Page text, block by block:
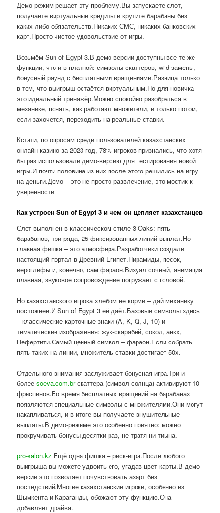
Демо-режим решает эту проблему.Вы запускаете слот,
получаете виртуальные кредиты и крутите барабаны без
каких-либо обязательств.Никаких СМС, никаких банковских
карт.Просто чистое удовольствие от игры.
Возьмём Sun of Egypt 3.В демо-версии доступны все те же
функции, что и в платной: символы скаттеров, wild-замены,
бонусный раунд с бесплатными вращениями.Разница только
в том, что выигрыш остаётся виртуальным.Но для новичка
это идеальный тренажёр.Можно спокойно разобраться в
механике, понять, как работают множители, и только потом,
если захочется, переходить на реальные ставки.
Кстати, по опросам среди пользователей казахстанских
онлайн-казино за 2023 год, 78% игроков признались, что хотя
бы раз использовали демо-версию для тестирования новой
игры.И почти половина из них после этого решились на игру
на деньги.Демо – это не просто развлечение, это мостик к
уверенности.
Как устроен Sun of Egypt 3 и чем он цепляет казахстанцев
Слот выполнен в классическом стиле 3 Oaks: пять
барабанов, три ряда, 25 фиксированных линий выплат.Но
главная фишка – это атмосфера.Разработчики создали
настоящий портал в Древний Египет.Пирамиды, песок,
иероглифы и, конечно, сам фараон.Визуал сочный, анимация
плавная, звуковое сопровождение погружает с головой.
Но казахстанского игрока хлебом не корми – дай механику
посложнее.И Sun of Egypt 3 её даёт.Базовые символы здесь
– классические карточные знаки (A, K, Q, J, 10) и
тематические изображения: жук-скарабей, сокол, анкх,
Нефертити.Самый ценный символ – фараон.Если собрать
пять таких на линии, множитель ставки достигает 50x.
Отдельного внимания заслуживает бонусная игра.Три и
болееsoeva.com.brскаттера (символ солнца) активируют 10
фриспинов.Во время бесплатных вращений на барабанах
появляются специальные символы с множителями.Они могут
накапливаться, и в итоге вы получаете внушительные
выплаты.В демо-режиме это особенно приятно: можно
прокручивать бонусы десятки раз, не тратя ни тиына.
pro-salon.kz Ещё одна фишка – риск-игра.После любого
выигрыша вы можете удвоить его, угадав цвет карты.В демо-
версии это позволяет почувствовать азарт без
последствий.Многие казахстанские игроки, особенно из
Шымкента и Караганды, обожают эту функцию.Она
добавляет драйва.